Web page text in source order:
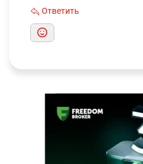
Ответить